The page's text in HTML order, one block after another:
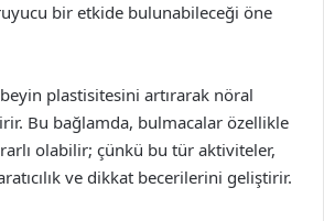
bir etkide bulunabileceği öne
plastisitesini artırarak nöral
Bu bağlamda, bulmacalar özellikle
olabilir; çünkü bu tür aktiviteler,
ve dikkat becerilerini geliştirir.